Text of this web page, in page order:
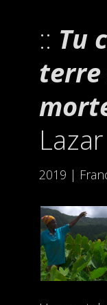
Tu
terre
Lazar
2019 |